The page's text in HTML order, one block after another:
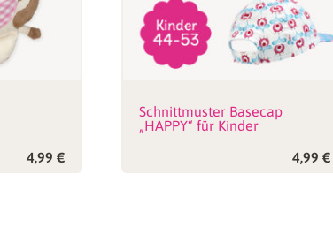
4,99 €
Schnittmuster Basecap
„HAPPY“ für Kinder
4,99 €